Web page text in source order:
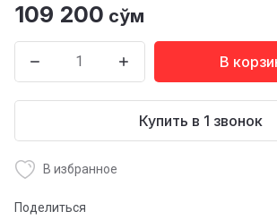
109 200 сўм
В
Купить в 1 звонок
В избранное
Поделиться